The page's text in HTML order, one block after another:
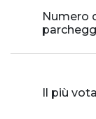
Numero
Il più